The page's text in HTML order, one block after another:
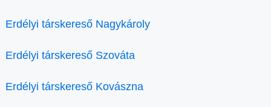
Erdélyi társkereső Nagykároly
Erdélyi társkereső Szováta
Erdélyi társkereső Kovászna